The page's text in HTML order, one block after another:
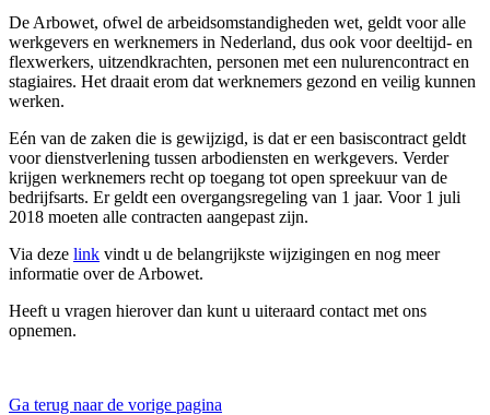
De Arbowet, ofwel de arbeidsomstandigheden wet, geldt voor alle
werkgevers en werknemers in Nederland, dus ook voor deeltijd- en
flexwerkers, uitzendkrachten, personen met een nulurencontract en
stagiaires. Het draait erom dat werknemers gezond en veilig kunnen
werken.
Eén van de zaken die is gewijzigd, is dat er een basiscontract geldt
voor dienstverlening tussen arbodiensten en werkgevers. Verder
krijgen werknemers recht op toegang tot open spreekuur van de
bedrijfsarts. Er geldt een overgangsregeling van 1 jaar. Voor 1 juli
2018 moeten alle contracten aangepast zijn.
Via deze link vindt u de belangrijkste wijzigingen en nog meer
informatie over de Arbowet.
Heeft u vragen hierover dan kunt u uiteraard contact met ons
opnemen.
Ga terug naar de vorige pagina